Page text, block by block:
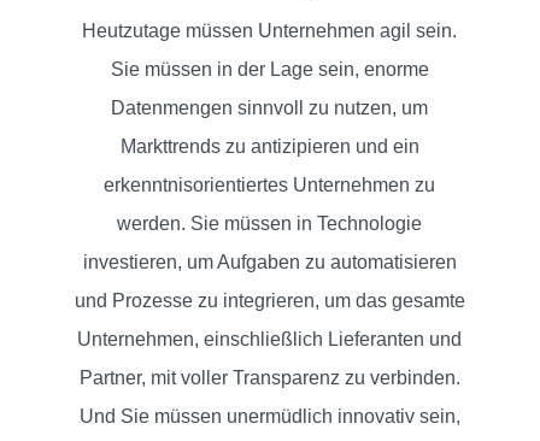
HOME
Heutzutage müssen Unternehmen agil sein.
Sie müssen in der Lage sein, enorme
Datenmengen sinnvoll zu nutzen, um
Markttrends zu antizipieren und ein
erkenntnisorientiertes Unternehmen zu
werden. Sie müssen in Technologie
investieren, um Aufgaben zu automatisieren
und Prozesse zu integrieren, um das gesamte
Unternehmen, einschließlich Lieferanten und
Partner, mit voller Transparenz zu verbinden.
Und Sie müssen unermüdlich innovativ sein,